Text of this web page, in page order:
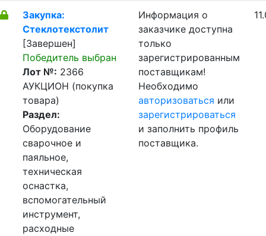
Закупка:
Стеклотекстолит
[Завершен]
Победитель выбран
Лот №: 2366
АУКЦИОН (покупка
товара)
Раздел:
Оборудование
сварочное и
паяльное,
техническая
оснастка,
вспомогательный
инструмент,
расходные
Информация о
заказчике доступна
только
зарегистрированным
поставщикам!
Необходимо
авторизоваться или
зарегистрироваться
и заполнить профиль
поставщика.